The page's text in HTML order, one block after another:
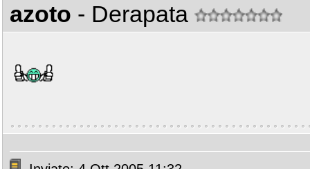
azoto - Derapata